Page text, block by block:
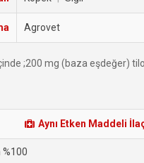
Agrovet
;200 mg (baza eşdeğer)
Aynı Etken Maddeli